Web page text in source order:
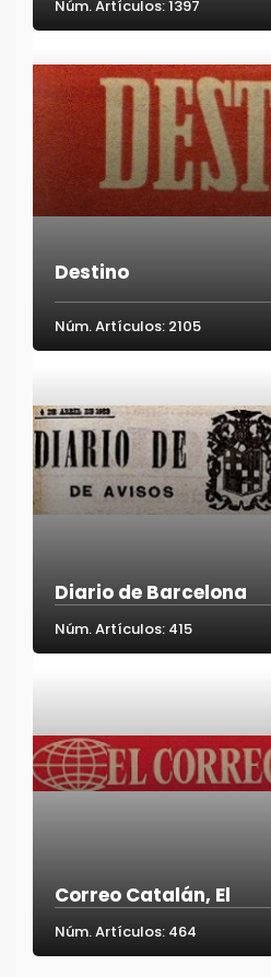
Núm. Artículos: 1397
Destino
Núm. Artículos: 2105
Diario de Barcelona
Núm. Artículos: 415
Correo Catalán, El
Núm. Artículos: 464